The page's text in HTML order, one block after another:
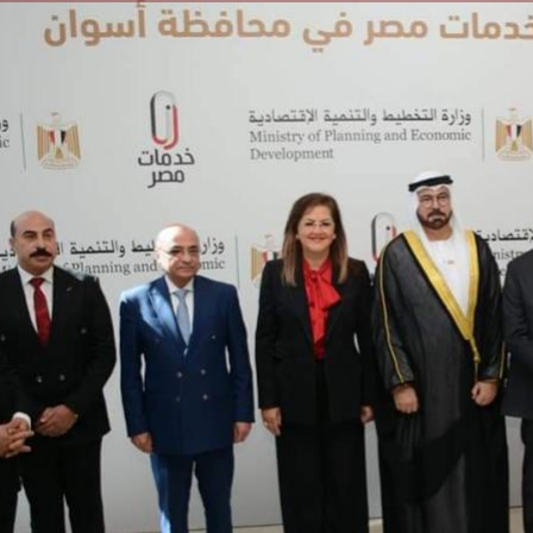
الكاتبة إلهام شرشر تهنئ الرئيس
في بناء الدولة النووية»... من الحلم إلى التنفيذ